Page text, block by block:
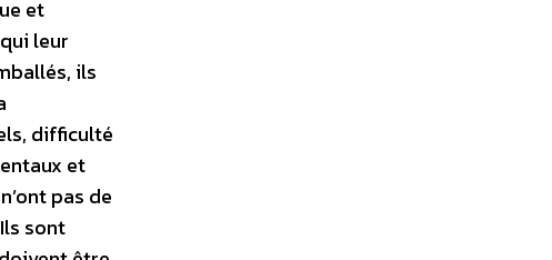
et
leur
ils
difficulté
et
pas de
sont